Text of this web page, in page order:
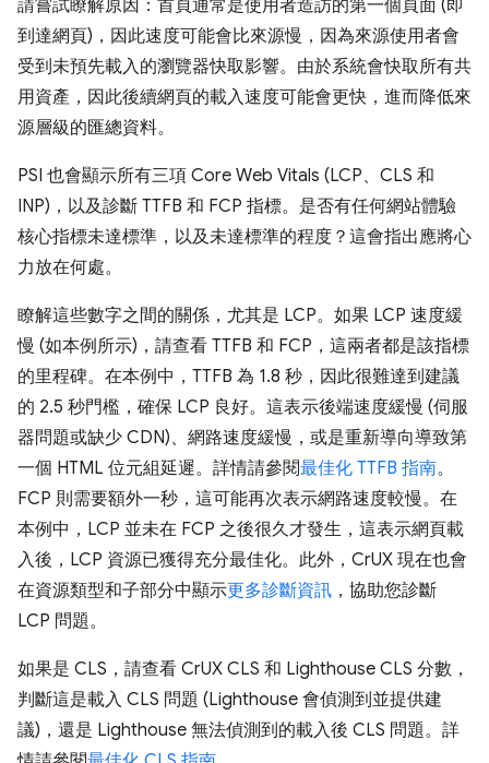
請嘗試瞭解原因：首頁通常是使用者造訪的第一個頁面 (即
到達網頁)，因此速度可能會比來源慢，因為來源使用者會
受到未預先載入的瀏覽器快取影響。由於系統會快取所有共
用資產，因此後續網頁的載入速度可能會更快，進而降低來
源層級的匯總資料。
PSI 也會顯示所有三項 Core Web Vitals (LCP、CLS 和
INP)，以及診斷 TTFB 和 FCP 指標。是否有任何網站體驗
核心指標未達標準，以及未達標準的程度？這會指出應將心
力放在何處。
瞭解這些數字之間的關係，尤其是 LCP。如果 LCP 速度緩
慢 (如本例所示)，請查看 TTFB 和 FCP，這兩者都是該指標
的里程碑。在本例中，TTFB 為 1.8 秒，因此很難達到建議
的 2.5 秒門檻，確保 LCP 良好。這表示後端速度緩慢 (伺服
器問題或缺少 CDN)、網路速度緩慢，或是重新導向導致第
一個 HTML 位元組延遲。詳情請參閱最佳化 TTFB 指南。
FCP 則需要額外一秒，這可能再次表示網路速度較慢。在
本例中，LCP 並未在 FCP 之後很久才發生，這表示網頁載
入後，LCP 資源已獲得充分最佳化。此外，CrUX 現在也會
在資源類型和子部分中顯示更多診斷資訊 ，協助您診斷
LCP 問題。
如果是 CLS，請查看 CrUX CLS 和 Lighthouse CLS 分數，
判斷這是載入 CLS 問題 (Lighthouse 會偵測到並提供建
議)，還是 Lighthouse 無法偵測到的載入後 CLS 問題。詳